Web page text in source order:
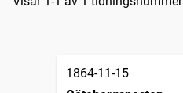
1864-11-15